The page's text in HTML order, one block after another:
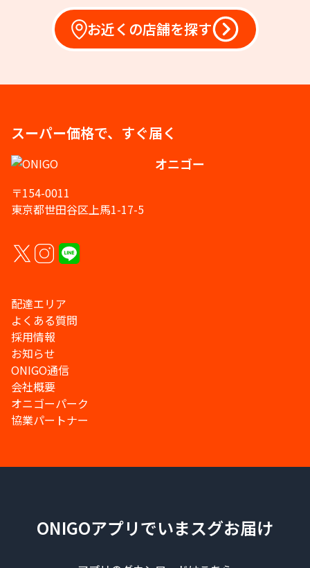
お近くの店舗を探す
スーパー価格で、すぐ届く
オニゴー
〒154-0011
東京都世田谷区上馬1-17-5
配達エリア
よくある質問
採用情報
お知らせ
ONIGO通信
会社概要
オニゴーパーク
協業パートナー
ONIGOアプリでいまスグお届け